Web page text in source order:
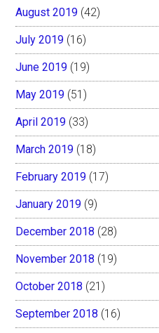
August 2019 (42)
July 2019 (16)
June 2019 (19)
May 2019 (51)
April 2019 (33)
March 2019 (18)
February 2019 (17)
January 2019 (9)
December 2018 (28)
November 2018 (19)
October 2018 (21)
September 2018 (16)